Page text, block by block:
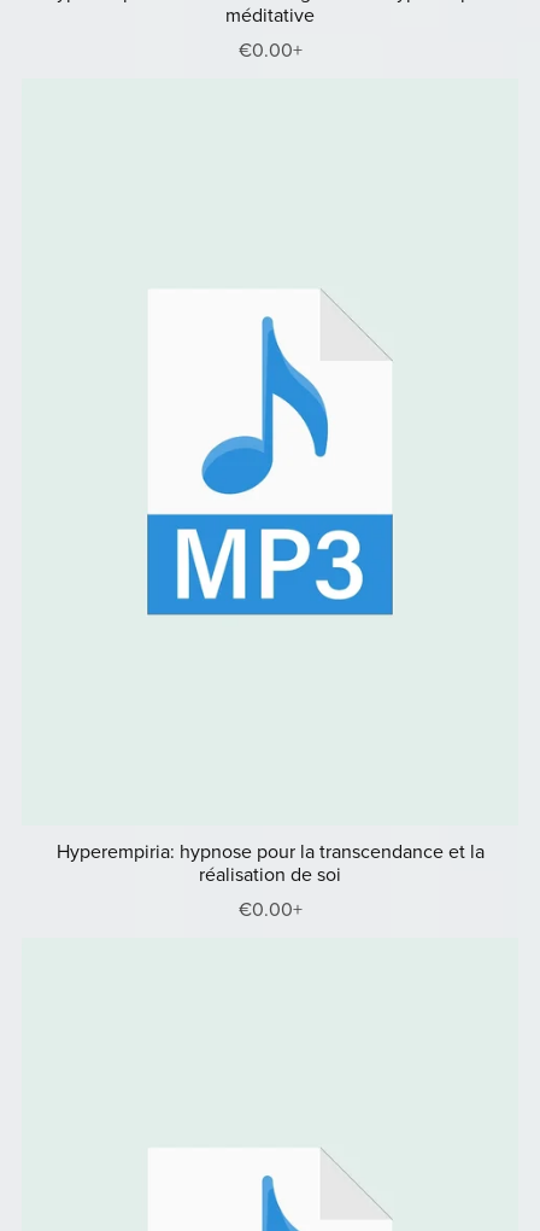
méditative
€0.00+
Hyperempiria: hypnose pour la transcendance et la
réalisation de soi
€0.00+